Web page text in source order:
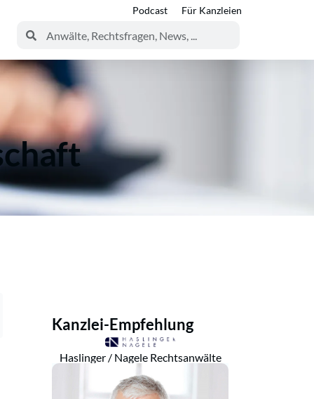
Podcast Für Kanzleien
Kanzlei-Empfehlung
Haslinger / Nagele Rechtsanwälte